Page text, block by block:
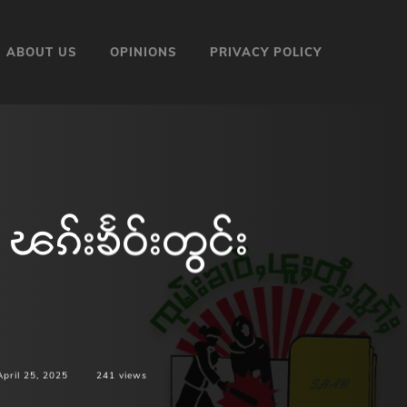
ABOUT US OPINIONS PRIVACY POLICY
ၽၵ်းၶႅဝ်းတွင်း
25, 2025 241 views